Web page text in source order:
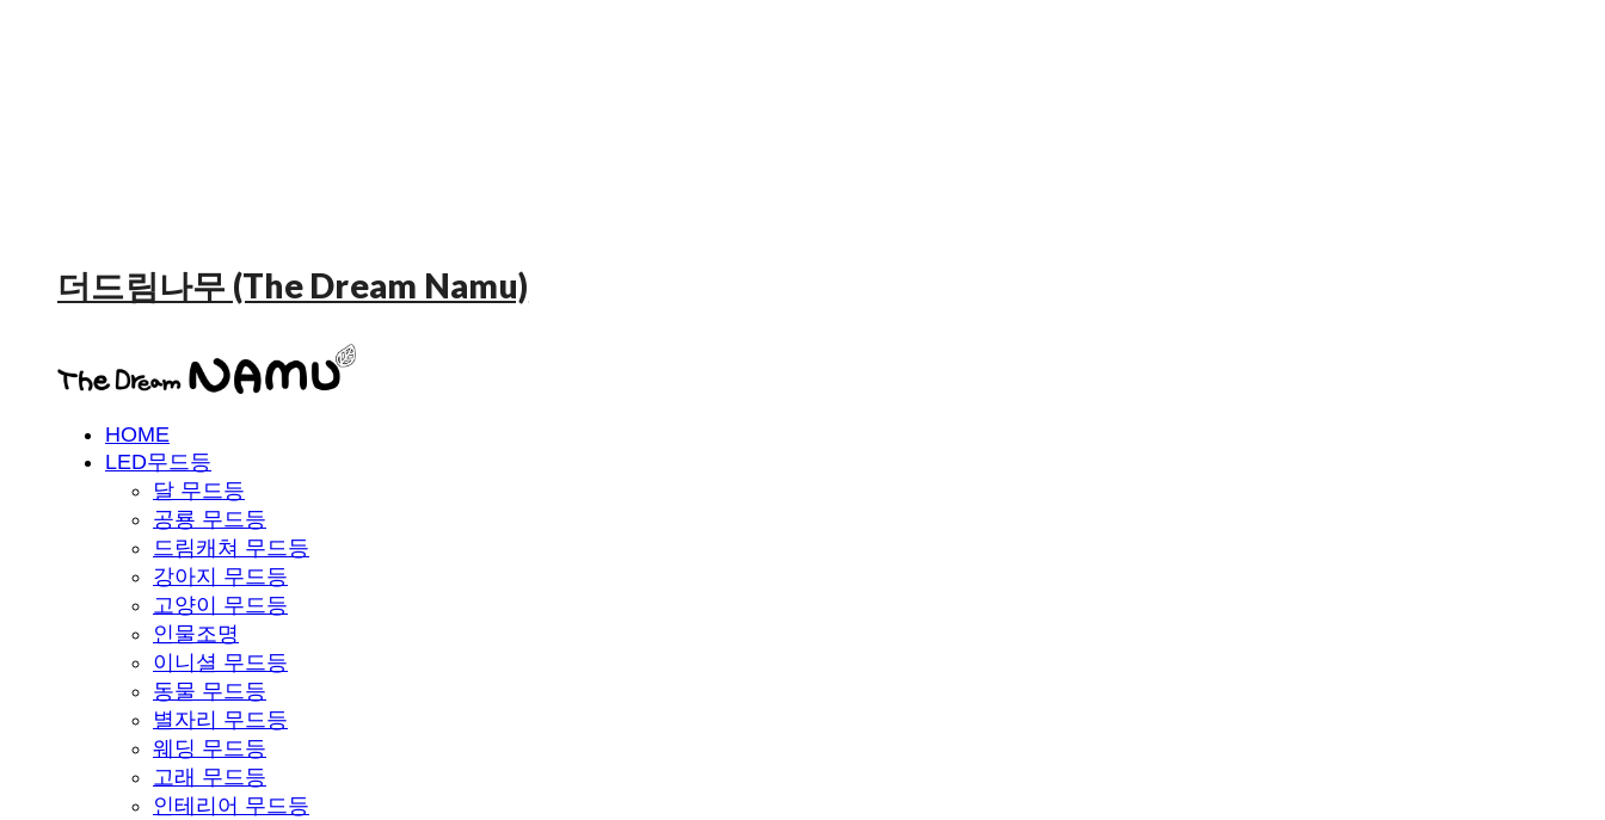
더드림나무 (The Dream Namu)
HOME
LED무드등
달 무드등
공룡 무드등
드림캐쳐 무드등
강아지 무드등
고양이 무드등
인물조명
이니셜 무드등
동물 무드등
별자리 무드등
웨딩 무드등
고래 무드등
인테리어 무드등